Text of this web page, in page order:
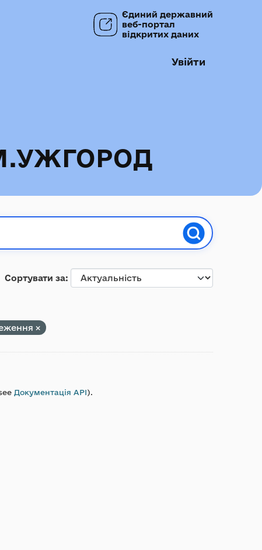
Єдиний державний
веб-портал
відкритих даних
Увійти
Сортувати за
Документація API).